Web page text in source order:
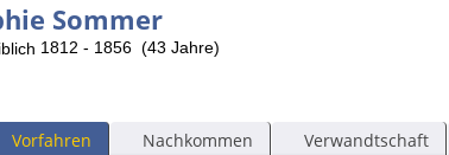
Sommer
1812 - 1856 (43 Jahre)
Vorfahren Nachkommen Verwandtschaft